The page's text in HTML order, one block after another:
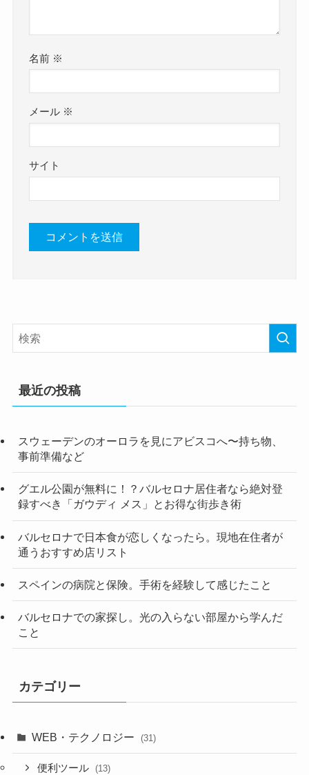
名前 ※
メール ※
サイト
最近の投稿
スウェーデンのオーロラを見にアビスコへ〜持ち物、
事前準備など
グエル公園が無料に！？バルセロナ居住者なら絶対登
録すべき「ガウディ メス」とお得な街歩き術
バルセロナで日本食が恋しくなったら。現地在住者が
通うおすすめ店リスト
スペインの病院と保険。手術を経験して感じたこと
バルセロナでの家探し。光の入らない部屋から学んだ
こと
カテゴリー
WEB・テクノロジー (31)
便利ツール (13)